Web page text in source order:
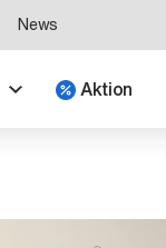
News
Aktion